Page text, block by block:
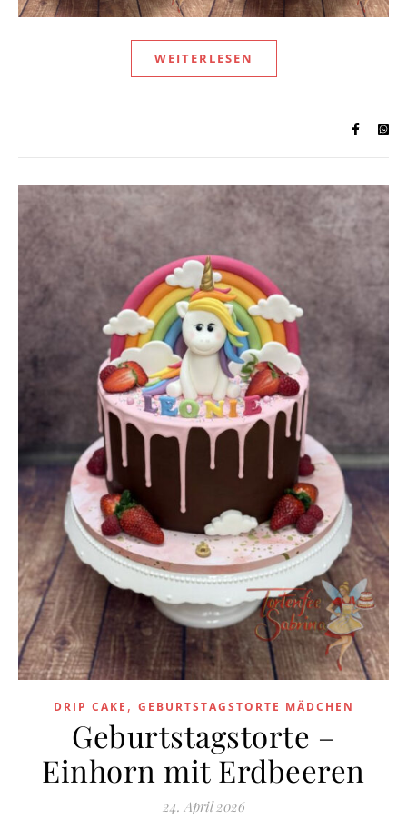
WEITERLESEN
DRIP CAKE , GEBURTSTAGSTORTE MÄDCHEN
Geburtstagstorte –
Einhorn mit Erdbeeren
24. April 2026